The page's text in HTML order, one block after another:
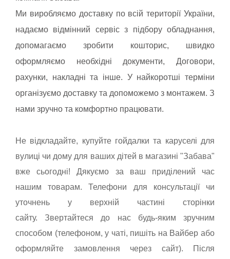
Ми виробляємо доставку по всій території України,
надаємо відмінний сервіс з підбору обладнання,
допомагаємо зробити кошторис, швидко
оформляємо необхідні документи, Договори,
рахунки, накладні та інше. У найкоротші терміни
організуємо доставку та допоможемо з монтажем. З
нами зручно та комфортно працювати.
Не відкладайте, купуйте гойдалки та каруселі для
вулиці чи дому для ваших дітей в магазині "Забава"
вже сьогодні! Дякуємо за ваш приділений час
нашим товарам. Телефони для консультації чи
уточнень у верхній частині сторінки
сайту. Звертайтеся до нас будь-яким зручним
способом (телефоном, у чаті, пишіть на Вайбер або
оформляйте замовлення через сайт). Після